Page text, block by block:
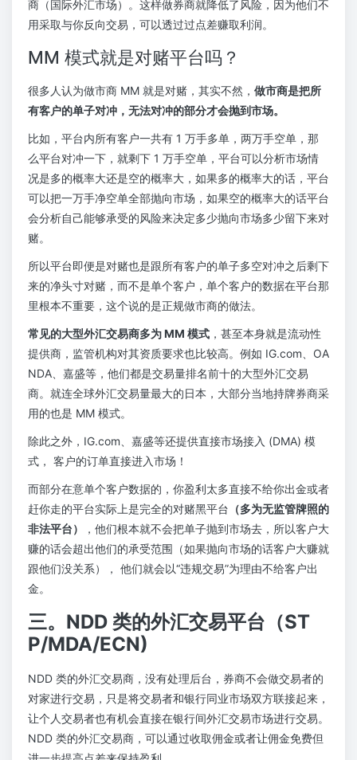
商（国际外汇市场）。这样做券商就降低了风险，因为他们不
用采取与你反向交易，可以透过过点差赚取利润。
MM 模式就是对赌平台吗？
很多人认为做市商 MM 就是对赌，其实不然， 做市商是把所
有客户的单子对冲，无法对冲的部分才会抛到市场。
比如，平台内所有客户一共有 1 万手多单，两万手空单，那
么平台对冲一下，就剩下 1 万手空单，平台可以分析市场情
况是多的概率大还是空的概率大，如果多的概率大的话，平台
可以把一万手净空单全部抛向市场，如果空的概率大的话平台
会分析自己能够承受的风险来决定多少抛向市场多少留下来对
赌。
所以平台即便是对赌也是跟所有客户的单子多空对冲之后剩下
来的净头寸对赌，而不是单个客户，单个客户的数据在平台那
里根本不重要，这个说的是正规做市商的做法。
常见的大型外汇交易商多为 MM 模式 ，甚至本身就是流动性
提供商，监管机构对其资质要求也比较高。例如 IG.com、OA
NDA、嘉盛等，他们都是交易量排名前十的大型外汇交易
商。就连全球外汇交易量最大的日本，大部分当地持牌券商采
用的也是 MM 模式。
除此之外，IG.com、嘉盛等还提供直接市场接入 (DMA) 模
式， 客户的订单直接进入市场！
而部分在意单个客户数据的，你盈利太多直接不给你出金或者
赶你走的平台实际上是完全的对赌黑平台 （多为无监管牌照的
非法平台）
，他们根本就不会把单子抛到市场去，所以客户大
赚的话会超出他们的承受范围（如果抛向市场的话客户大赚就
跟他们没关系）， 他们就会以“违规交易”为理由不给客户出
金。
三。NDD 类的外汇交易平台（ST
P/MDA/ECN)
NDD 类的外汇交易商，没有处理后台，券商不会做交易者的
对家进行交易，只是将交易者和银行同业市场双方联接起来，
让个人交易者也有机会直接在银行间外汇交易市场进行交易。
NDD 类的外汇交易商，可以通过收取佣金或者让佣金免费但